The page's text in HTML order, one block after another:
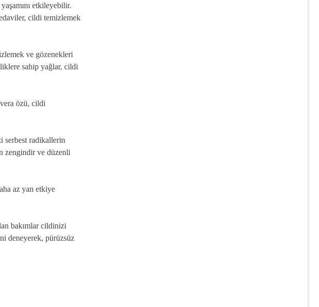
etkileyebilir.
cildi temizlemek
ve gözenekleri
sahip yağlar, cildi
özü, cildi
serbest radikallerin
zengindir ve düzenli
az yan etkiye
bakımlar cildinizi
deneyerek, pürüzsüz